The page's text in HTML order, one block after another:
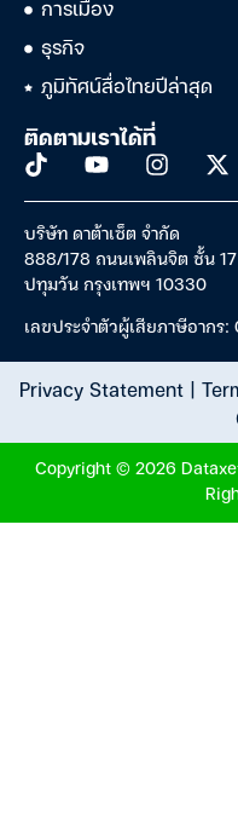
การเมือง
ธุรกิจ
ภูมิทัศน์สื่อไทยปีล่าสุด
ติดตามเราได้ที่
บริษัท ดาต้าเซ็ต จำกัด
888/178 ถนนเพลินจิต ชั้น
ปทุมวัน กรุงเทพฯ 10330
เลขประจำตัวผู้เสียภาษีอาก
Privacy Statement|
Copyright © 2026